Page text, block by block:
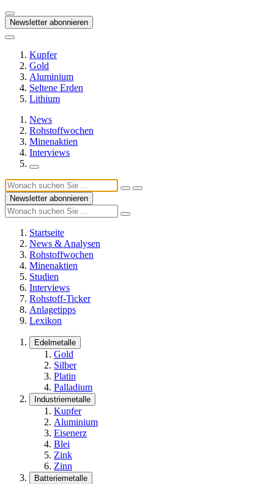
Newsletter abonnieren
Kupfer
Gold
Aluminium
Seltene Erden
Lithium
News
Rohstoffwochen
Minenaktien
Interviews
Newsletter abonnieren
Startseite
News & Analysen
Rohstoffwochen
Minenaktien
Studien
Interviews
Rohstoff-Ticker
Anlagetipps
Lexikon
Edelmetalle
Gold
Silber
Platin
Palladium
Industriemetalle
Kupfer
Aluminium
Eisenerz
Blei
Zink
Zinn
Batteriemetalle